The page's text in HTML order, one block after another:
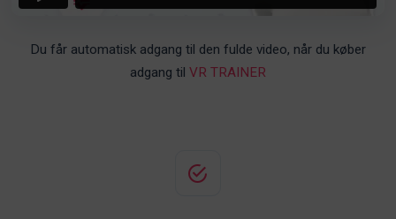
Du får automatisk adgang til den fulde video, når du køber
adgang til VR TRAINER